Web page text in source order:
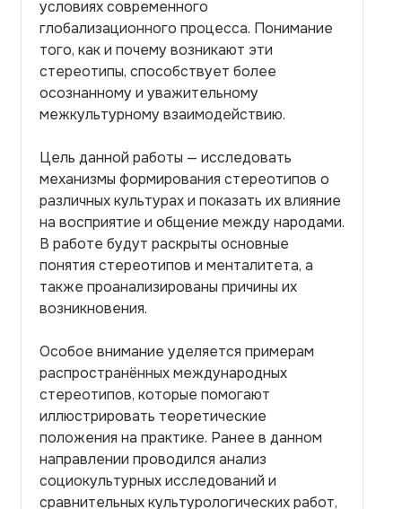
условиях современного
глобализационного процесса. Понимание
того, как и почему возникают эти
стереотипы, способствует более
осознанному и уважительному
межкультурному взаимодействию.
Цель данной работы — исследовать
механизмы формирования стереотипов о
различных культурах и показать их влияние
на восприятие и общение между народами.
В работе будут раскрыты основные
понятия стереотипов и менталитета, а
также проанализированы причины их
возникновения.
Особое внимание уделяется примерам
распространённых международных
стереотипов, которые помогают
иллюстрировать теоретические
положения на практике. Ранее в данном
направлении проводился анализ
социокультурных исследований и
сравнительных культурологических работ,